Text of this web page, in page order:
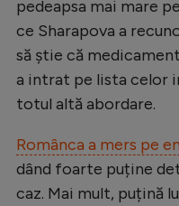
pedeapsa mai mare
ce Sharapova a
să știe că
a intrat pe lista celor
totul altă abordare.
Românca a mers pe
dând foarte puține
caz. Mai mult, puțină